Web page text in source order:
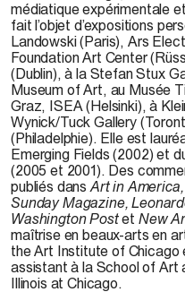
médiatique expérimentale
fait l’objet d’expositions
Landowski (Paris), Ars
Foundation Art Center
(Dublin), à la Stefan Stux
Museum of Art, au Musée
Graz, ISEA (Helsinki), à
Wynick/Tuck Gallery
(Philadelphie). Elle est
Emerging Fields (2002) et
(2005 et 2001). Des
publiés dans Art in
Sunday Magazine,
Washington Postet New
maîtrise en beaux-arts en
the Art Institute of
assistant à la School of Art
Illinois at Chicago.